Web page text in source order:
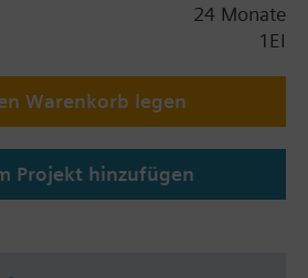
24 Monate
1EI
Warenkorb legen
Projekt hinzufügen